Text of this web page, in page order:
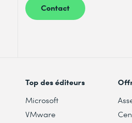
Contact
Top des éditeurs
Microsoft
VMware